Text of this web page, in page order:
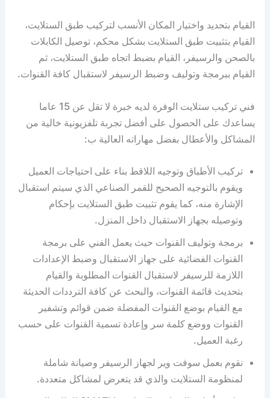
القيام بتحديد واختيار المكان الأنسب لتركيب طبق الستلايت،
القيام بتثبيت طبق الستلايت بشكل محكم، توصيل الكابلات
بالصحن والرسيفر، القيام بضبط اتجاه طبق الستلايت، ثم
القيام ببرمجة وتوليف وضبط الرسيفر لاستقبال كافة القنوات.
فني تركيب ستلايت الوفرة لديه خبرة لا تقل عن 15 عاما
يساعدك على الحصول على أفضل تجربة تلفزيونية خالية من
المشاكل والأعطال بفضل مهاراته العالية ب:
تركيب الأطباق وتوجيه اللاقط بناء على احتياجات العميل
ويقوم بالتوجيه الصحيح للقمر الصناعي الذي سيتم استقبال
الإشارة منه، كما يقوم تثبيت طبق الستلايت بإحكام
وتوصيله بجهاز الاستقبال داخل المنزل.
برمجة وتوليف القنوات حيث يعمل الفني على برمجة
القنوات الفضائية على جهاز الاستقبال وضبط الإعدادات
اللازمة للرسيفر لاستقبال القنوات المطلوبة والقيام
بتحديث قائمة القنوات، والبحث عن كافة الترددات الحديثة
مع القيام بوضع القنوات المفضلة ضمن قوائم وتشفير
القنوات ووضع كلمة سر وإعادة تسمية القنوات على حسب
رغبة العميل.
نقوم بعمل سوفت وير لجهاز الرسيفر وصيانة شاملة
لمنظومة الستلايت والذي قد يتعرض لمشاكل متعددة.